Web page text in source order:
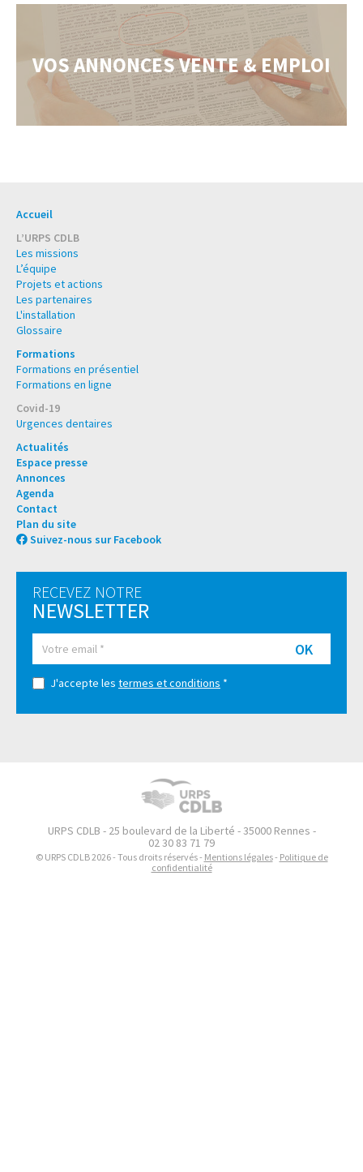
VOS ANNONCES VENTE & EMPLOI
Accueil
L’URPS CDLB
Les missions
L’équipe
Projets et actions
Les partenaires
L'installation
Glossaire
Formations
Formations en présentiel
Formations en ligne
Covid-19
Urgences dentaires
Actualités
Espace presse
Annonces
Agenda
Contact
Plan du site
Suivez-nous sur Facebook
RECEVEZ NOTRE
NEWSLETTER
OK
J'accepte les termes et conditions *
URPS CDLB - 25 boulevard de la Liberté - 35000 Rennes -
02 30 83 71 79
© URPS CDLB 2026 - Tous droits réservés - Mentions légales- Politique de
confidentialité